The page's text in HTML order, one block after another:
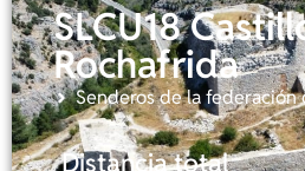
SLCU18
Rochafrida
Senderos de la federación
Distancia total